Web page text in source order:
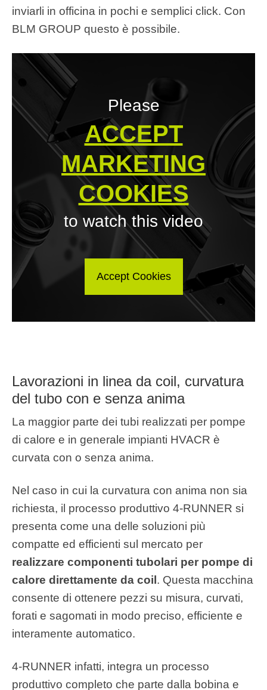
inviarli in officina in pochi e semplici click. Con
BLM GROUP questo è possibile.
Please
ACCEPT
MARKETING
COOKIES
to watch this video
Accept Cookies
Lavorazioni in linea da coil, curvatura
del tubo con e senza anima
La maggior parte dei tubi realizzati per pompe
di calore e in generale impianti HVACR è
curvata con o senza anima.
Nel caso in cui la curvatura con anima non sia
richiesta, il processo produttivo 4-RUNNER si
presenta come una delle soluzioni più
compatte ed efficienti sul mercato per
realizzare componenti tubolari per pompe di
calore direttamente da coil. Questa macchina
consente di ottenere pezzi su misura, curvati,
forati e sagomati in modo preciso, efficiente e
interamente automatico.
4-RUNNER infatti, integra un processo
produttivo completo che parte dalla bobina e